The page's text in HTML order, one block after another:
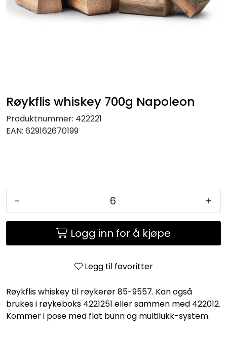
Røykflis whiskey 700g Napoleon
Produktnummer: 422221
EAN: 629162670199
- +
Logg inn for å kjøpe
Legg til favoritter
Røykflis whiskey til røykerør 85-9557. Kan også
brukes i røykeboks 4221251 eller sammen med 422012.
Kommer i pose med flat bunn og multilukk-system.
KJØKKEN
JUL